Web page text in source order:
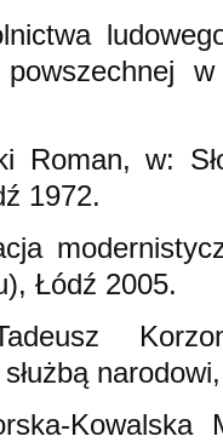
powszechnej
Roman, w:
1972.
Łódź 2005.